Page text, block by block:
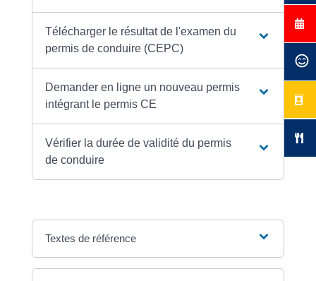
Télécharger le résultat de l'examen du
permis de conduire (CEPC)
Demander en ligne un nouveau permis
intégrant le permis CE
Vérifier la durée de validité du permis
de conduire
Textes de référence